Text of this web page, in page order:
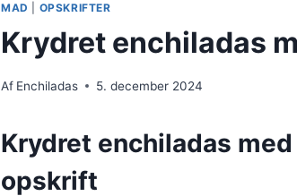
MAD OPSKRIFTER
Krydret enchiladas
Af Enchiladas 5. december 2024
Krydret enchiladas
opskrift